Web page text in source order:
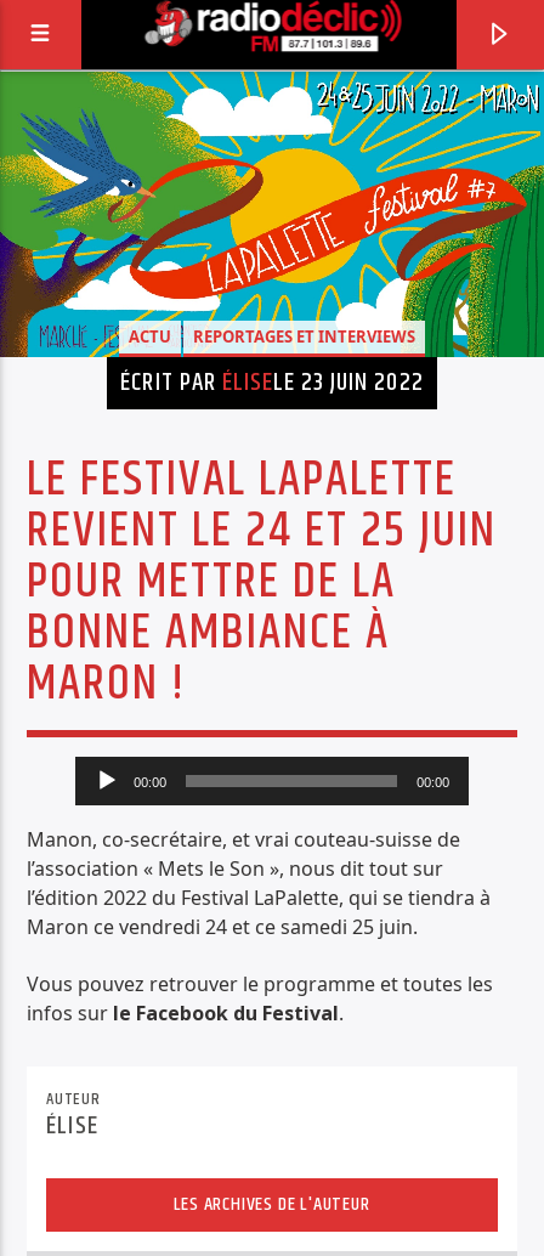
RADIO DÉCLIC
VOTRE RADIO ASSOCIATIVE EN TERRES DE
LORRAINE
PISTE ACTUELLE
CONTACT
LUTTRELL
Radio Déclic
ACTU REPORTAGES ET INTERVIEWS
ÉCRIT PAR ÉLISELE 23 JUIN 2022
LE FESTIVAL LAPALETTE
REVIENT LE 24 ET 25 JUIN
POUR METTRE DE LA
BONNE AMBIANCE À
MARON !
Lecteur
audio
00:00 00:00
Manon, co-secrétaire, et vrai couteau-suisse de
l’association « Mets le Son », nous dit tout sur
l’édition 2022 du Festival LaPalette, qui se tiendra à
Maron ce vendredi 24 et ce samedi 25 juin.
Vous pouvez retrouver le programme et toutes les
infos sur le Facebook du Festival.
AUTEUR
ÉLISE
LES ARCHIVES DE L'AUTEUR